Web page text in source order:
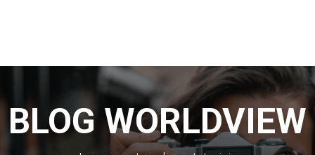
BLOG WORLDVIEW